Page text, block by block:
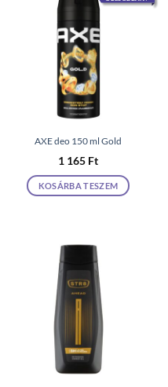
AXE deo 150 ml Gold
1 165 Ft
KOSÁRBA TESZEM